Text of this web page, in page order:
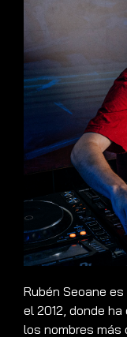
Rubén Seoane
el 2012, donde
los nombres